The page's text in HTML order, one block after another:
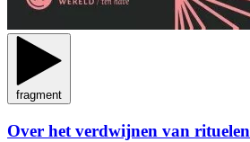
fragment
Over het verdwijnen van rituelen